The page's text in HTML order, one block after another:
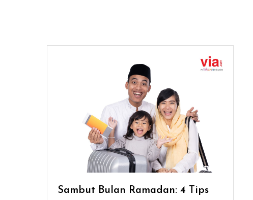
Sambut Bulan Ramadan: 4 Tips